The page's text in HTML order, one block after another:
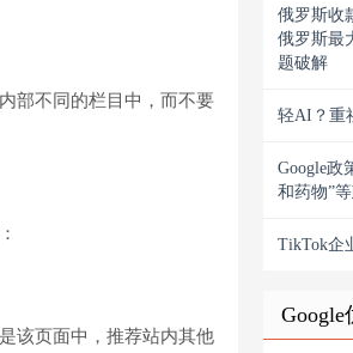
部不同的栏目中，而不要
该页面中，推荐站内其他
俄罗斯收
俄罗斯最
题破解
轻AI？重
Google政
和药物”
TikTok企
Google